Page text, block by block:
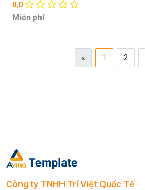
0,0
Miễn phí
« 1 2
Công ty TNHH Trí Việt Quốc Tế